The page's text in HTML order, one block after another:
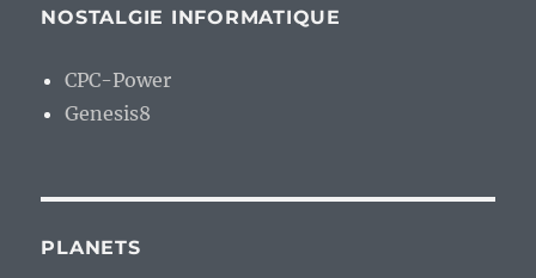
NOSTALGIE INFORMATIQUE
CPC-Power
Genesis8
PLANETS